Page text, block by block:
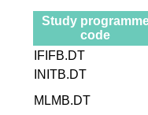
Study
code
IFIFB.DT
INITB.DT
MLMB.DT